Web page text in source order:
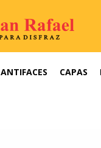
ANTIFACES CAPAS